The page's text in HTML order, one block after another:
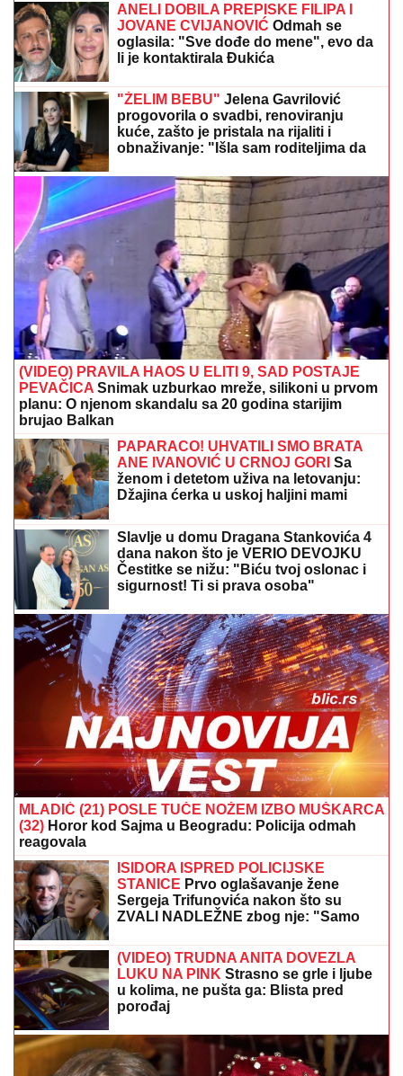
ANELI DOBILA PREPISKE FILIPA I
JOVANE CVIJANOVIĆ Odmah se
oglasila: "Sve dođe do mene", evo da
li je kontaktirala Đukića
"ŽELIM BEBU" Jelena Gavrilović
progovorila o svadbi, renoviranju
kuće, zašto je pristala na rijaliti i
obnaživanje: "Išla sam roditeljima da
(VIDEO) PRAVILA HAOS U ELITI 9, SAD POSTAJE
PEVAČICA Snimak uzburkao mreže, silikoni u prvom
planu: O njenom skandalu sa 20 godina starijim
brujao Balkan
PAPARACO! UHVATILI SMO BRATA
ANE IVANOVIĆ U CRNOJ GORI Sa
ženom i detetom uživa na letovanju:
Džajina ćerka u uskoj haljini mami
Slavlje u domu Dragana Stankovića 4
dana nakon što je VERIO DEVOJKU
Čestitke se nižu: "Biću tvoj oslonac i
sigurnost! Ti si prava osoba"
MLADIĆ (21) POSLE TUČE NOŽEM IZBO MUŠKARCA
(32) Horor kod Sajma u Beogradu: Policija odmah
reagovala
ISIDORA ISPRED POLICIJSKE
STANICE Prvo oglašavanje žene
Sergeja Trifunovića nakon što su
ZVALI NADLEŽNE zbog nje: "Samo
(VIDEO) TRUDNA ANITA DOVEZLA
LUKU NA PINK Strasno se grle i ljube
u kolima, ne pušta ga: Blista pred
porođaj